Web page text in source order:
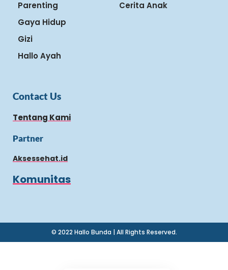
Parenting
Gaya Hidup
Gizi
Hallo Ayah
Cerita Anak
Contact Us
Tentang Kami
Partner
Aksessehat.id
Komunitas
© 2022 Hallo Bunda | All Rights Reserved.